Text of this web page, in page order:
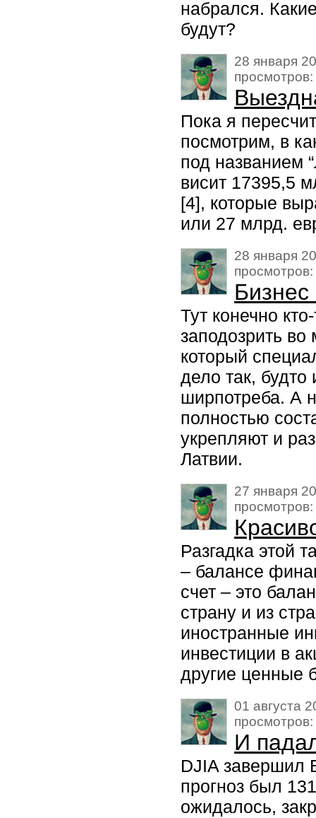
набрался.
будут?
28 января
Пока я
посмотрим, в
под названием
висит 17395,5
[4], которые
или 27 млрд.
28 января
Тут конечно
заподозрить
который
дело так, будто
ширпотреба. А
полностью
укрепляют и
Латвии.
27 января
Разгадка этой
– балансе
счет – это
страну и из
иностранные
инвестиции в
другие ценные
01 августа
И
DJIA завершил
прогноз был
ожидалось,